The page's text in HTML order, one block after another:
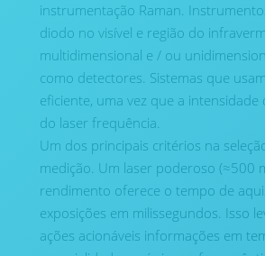
instrumentação Raman.
diodo no visível e região do
multidimensional e / ou
como detectores. Sistemas que
eficiente, uma vez que a
do laser frequência.
Um dos principais critérios na
medição. Um laser poderoso (≈500
rendimento oferece o tempo de
exposições em milissegundos. Isso
ações acionáveis informações em